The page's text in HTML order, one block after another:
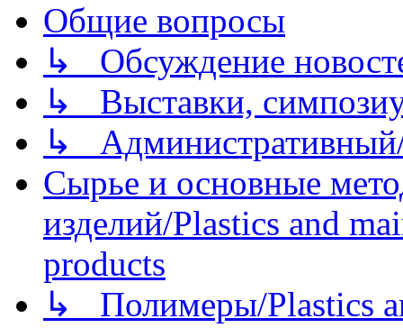
Общие вопросы
↳ Обсуждение
↳ Выставки,
↳
Сырье и основные
изделий/Plastics and
products
↳ Полимеры/Plastics